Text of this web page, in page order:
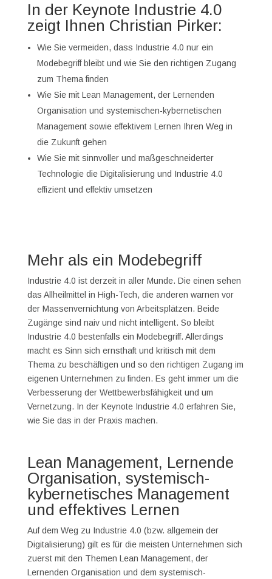
In der Keynote Industrie 4.0
zeigt Ihnen Christian Pirker:
Wie Sie vermeiden, dass Industrie 4.0 nur ein
Modebegriff bleibt und wie Sie den richtigen Zugang
zum Thema finden
Wie Sie mit Lean Management, der Lernenden
Organisation und systemischen-kybernetischen
Management sowie effektivem Lernen Ihren Weg in
die Zukunft gehen
Wie Sie mit sinnvoller und maßgeschneiderter
Technologie die Digitalisierung und Industrie 4.0
effizient und effektiv umsetzen
Mehr als ein Modebegriff
Industrie 4.0 ist derzeit in aller Munde. Die einen sehen
das Allheilmittel in High-Tech, die anderen warnen vor
der Massenvernichtung von Arbeitsplätzen. Beide
Zugänge sind naiv und nicht intelligent. So bleibt
Industrie 4.0 bestenfalls ein Modebegriff. Allerdings
macht es Sinn sich ernsthaft und kritisch mit dem
Thema zu beschäftigen und so den richtigen Zugang im
eigenen Unternehmen zu finden. Es geht immer um die
Verbesserung der Wettbewerbsfähigkeit und um
Vernetzung. In der Keynote Industrie 4.0 erfahren Sie,
wie Sie das in der Praxis machen.
Lean Management, Lernende
Organisation, systemisch-
kybernetisches Management
und effektives Lernen
Auf dem Weg zu Industrie 4.0 (bzw. allgemein der
Digitalisierung) gilt es für die meisten Unternehmen sich
zuerst mit den Themen Lean Management, der
Lernenden Organisation und dem systemisch-